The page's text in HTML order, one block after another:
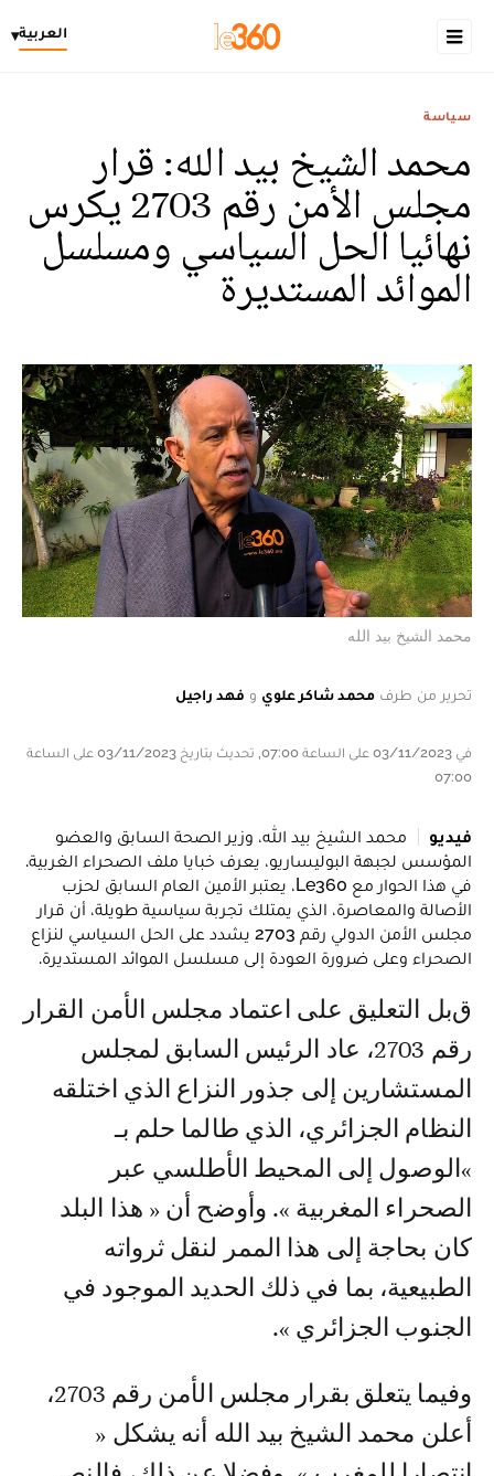
العربية▾
سياسة
محمد الشيخ بيد الله: قرار
مجلس الأمن رقم 2703 يكرس
نهائيا الحل السياسي ومسلسل
الموائد المستديرة
محمد الشيخ بيد الله
تحرير من طرف محمد شاكر علوي و فهد راجيل
في 03/11/2023 على الساعة 07:00, تحديث بتاريخ 03/11/2023 على الساعة
07:00
فيديو
محمد الشيخ بيد الله، وزير الصحة السابق والعضو
المؤسس لجبهة البوليساريو، يعرف خبايا ملف الصحراء الغربية.
في هذا الحوار مع Le360، يعتبر الأمين العام السابق لحزب
الأصالة والمعاصرة، الذي يمتلك تجربة سياسية طويلة، أن قرار
مجلس الأمن الدولي رقم 2703 يشدد على الحل السياسي لنزاع
الصحراء وعلى ضرورة العودة إلى مسلسل الموائد المستديرة.
قبل التعليق على اعتماد مجلس الأمن القرار
رقم 2703، عاد الرئيس السابق لمجلس
المستشارين إلى جذور النزاع الذي اختلقه
النظام الجزائري، الذي طالما حلم بـ
»الوصول إلى المحيط الأطلسي عبر
الصحراء المغربية ». وأوضح أن « هذا البلد
كان بحاجة إلى هذا الممر لنقل ثرواته
الطبيعية، بما في ذلك الحديد الموجود في
الجنوب الجزائري ».
وفيما يتعلق بقرار مجلس الأمن رقم 2703،
أعلن محمد الشيخ بيد الله أنه يشكل «